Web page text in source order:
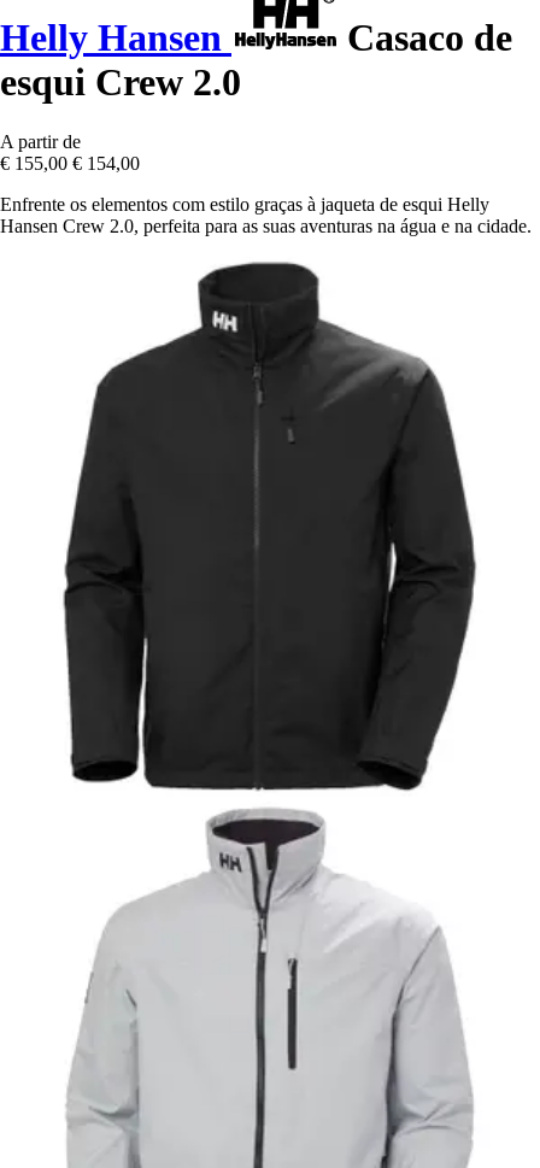
Helly Hansen
Casaco de
esqui Crew 2.0
A partir de
€ 155,00 € 154,00
Enfrente os elementos com estilo graças à jaqueta de esqui Helly
Hansen Crew 2.0, perfeita para as suas aventuras na água e na cidade.